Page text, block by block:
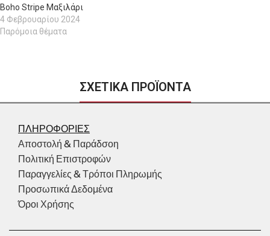
Boho Stripe Μαξιλάρι
4 Φεβρουαρίου 2024
Παρόμοια θέματα
ΣΧΕΤΙΚΑ ΠΡΟΪΟΝΤΑ
ΠΛΗΡΟΦΟΡΙΕΣ
Αποστολή & Παράδσοη
Πολιτική Επιστροφών
Παραγγελίες & Τρόποι Πληρωμής
Προσωπικά Δεδομένα
Όροι Χρήσης